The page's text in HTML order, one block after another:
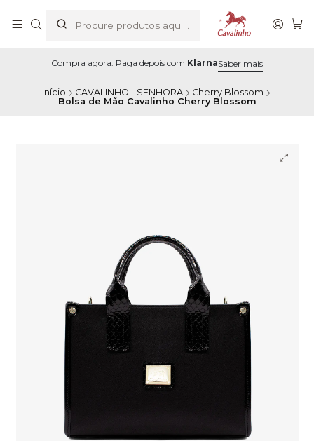
Compra agora. Paga depois com KlarnaSaber mais
Início CAVALINHO - SENHORA
Cherry Blossom
Bolsa de Mão Cavalinho Cherry Blossom